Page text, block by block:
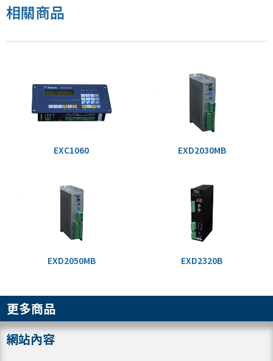
相關商品
EXC1060 EXD2030MB
EXD2050MB EXD2320B
更多商品
網站內容